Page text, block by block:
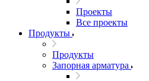
Проекты
Все проекты
Продукты
Продукты
Запорная арматура